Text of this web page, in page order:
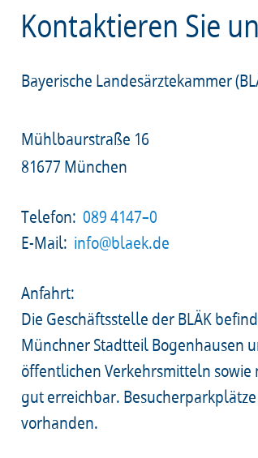
Kontaktieren Sie
Bayerische Landesärztekammer
Mühlbaurstraße 16
81677 München
Telefon: 089 4147–0
E-Mail: info@blaek.de
Anfahrt:
Die Geschäftsstelle der BLÄK
Münchner Stadtteil Bogenhausen
öffentlichen Verkehrsmitteln sowie
gut erreichbar.
vorhanden.